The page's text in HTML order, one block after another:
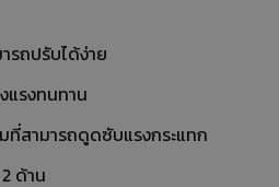
รถปรับได้ง่าย
แรงทนทาน
ที่สามารถดูดซับแรงกระแทก
ด้าน